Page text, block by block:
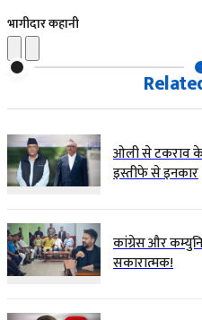
भागीदार कहानी
ओली से टकराव के
इस्तीफे से इनकार
कांग्रेस और
सकारात्मक!